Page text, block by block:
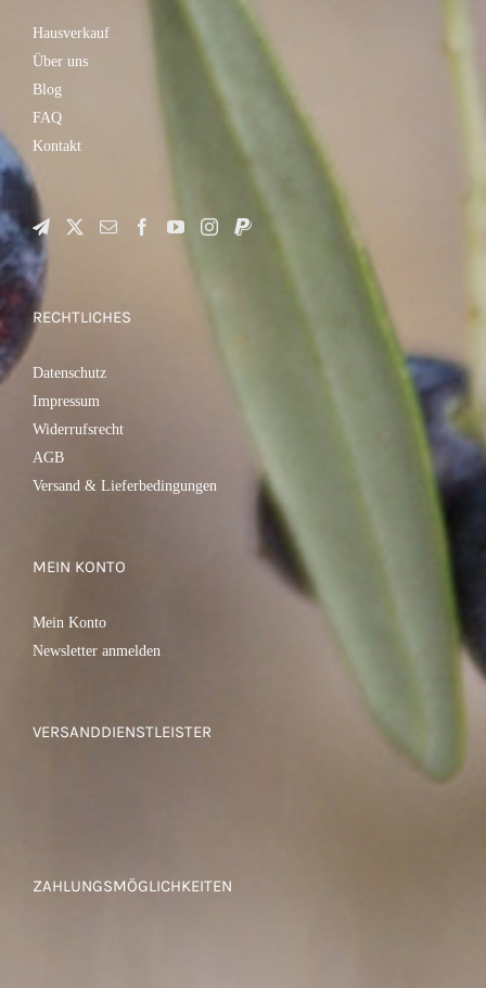
Hausverkauf
Über uns
Blog
FAQ
Kontakt
RECHTLICHES
Datenschutz
Impressum
Widerrufsrecht
AGB
Versand & Lieferbedingungen
MEIN KONTO
Mein Konto
Newsletter anmelden
VERSANDDIENSTLEISTER
ZAHLUNGSMÖGLICHKEITEN